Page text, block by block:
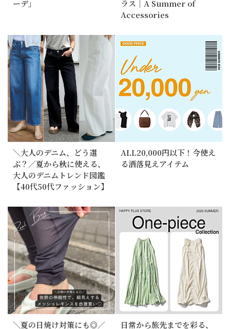
ーデ」
ラス｜A Summer of
Accessories
＼大人のデニム、どう選
ぶ？／夏から秋に使える、
大人のデニムトレンド図鑑
【40代50代ファッション】
ALL20,000円以下！今使え
る洒落見えアイテム
＼夏の日焼け対策にも◎／
日常から旅先までを彩る、